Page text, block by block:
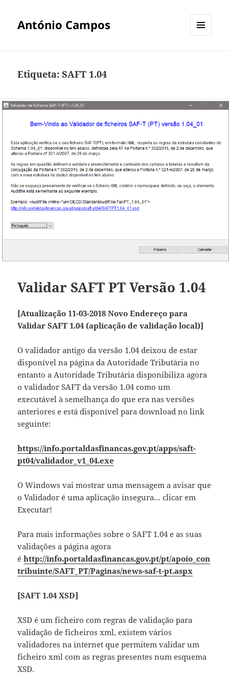
António Campos
Etiqueta:SAFT 1.04
Validar SAFT PT Versão 1.04
[Atualização 11-03-2018 Novo Endereço para
Validar SAFT 1.04 (aplicação de validação local)]
O validador antigo da versão 1.04 deixou de estar
disponível na página da Autoridade Tributária no
entanto a Autoridade Tributária disponibiliza agora
o validador SAFT da versão 1.04 como um
executável à semelhança do que era nas versões
anteriores e está disponível para download no link
seguinte:
https://info.portaldasfinancas.gov.pt/apps/saft-
pt04/validador_v1_04.exe
O Windows vai mostrar uma mensagem a avisar que
o Validador é uma aplicação insegura… clicar em
Executar!
Para mais informações sobre o SAFT 1.04 e as suas
validações a página agora
éhttp://info.portaldasfinancas.gov.pt/pt/apoio_con
tribuinte/SAFT_PT/Paginas/news-saf-t-pt.aspx
[SAFT 1.04 XSD]
XSD é um ficheiro com regras de validação para
validação de ficheiros xml, existem vários
validadores na internet que permitem validar um
ficheiro xml com as regras presentes num esquema
XSD.